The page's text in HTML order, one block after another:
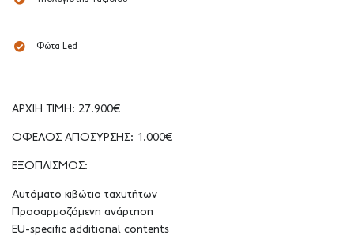
Φώτα Led
ΑΡΧΙΗ ΤΙΜΗ: 27.900€
ΟΦΕΛΟΣ ΑΠΟΣΥΡΣΗΣ: 1.000€
ΕΞΟΠΛΙΣΜΟΣ:
Αυτόματο κιβώτιο ταχυτήτων
Προσαρμοζόμενη ανάρτηση
EU-specific additional contents